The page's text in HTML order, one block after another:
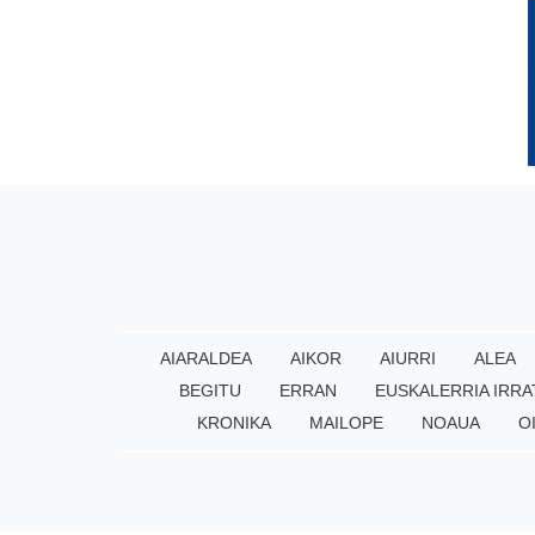
AIARALDEA AIKOR AIURRI ALEA
BEGITU
ERRAN EUSKALERRIA
KRONIKA
MAILOPE NOAUA